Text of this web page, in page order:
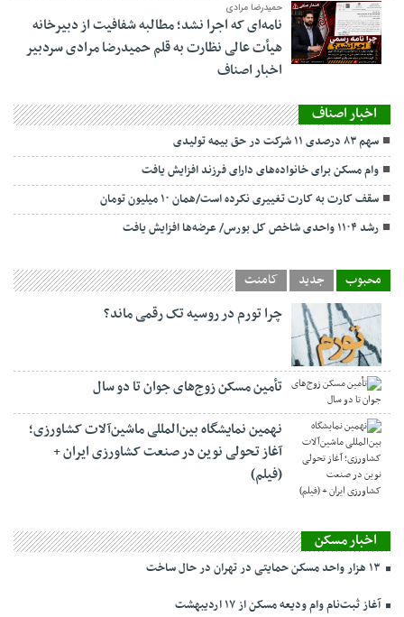
حمیدرضا مرادی
نامه‌ای که اجرا نشد؛ مطالبه شفافیت از دبیرخانه
هیأت عالی نظارت به قلم حمیدرضا مرادی سردبیر
اخبار اصناف
اخبار اصناف
سهم ۸۳ درصدی ۱۱ شرکت در حق بیمه تولیدی
وام مسکن برای خانواده‌های دارای فرزند افزایش یافت
سقف کارت به کارت تغییری نکرده است/همان ۱۰ میلیون تومان
رشد ۱۱۰۴ واحدی شاخص کل بورس/ عرضه‌ها افزایش یافت
محبوب جدید کامنت
چرا تورم در روسیه تک رقمی ماند؟
تأمین مسکن زوج‌های جوان تا دو سال
نهمین نمایشگاه بین‌المللی ماشین‌آلات کشاورزی؛
آغاز تحولی نوین در صنعت کشاورزی ایران +
(فیلم)
اخبار مسکن
آغاز ثبت‌نام وام ودیعه مسکن از ۱۷ اردیبهشت